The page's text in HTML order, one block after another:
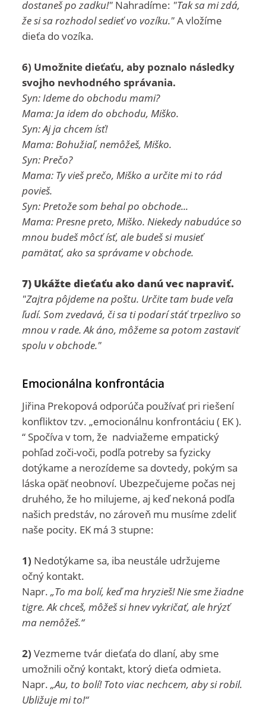
dostaneš po zadku!" Nahradíme: "Tak sa mi zdá,
že si sa rozhodol sedieť vo vozíku."A vložíme
dieťa do vozíka.
6) Umožnite dieťaťu, aby poznalo následky
svojho nevhodného správania.
Syn: Ideme do obchodu mami?
Mama: Ja idem do obchodu, Miško.
Syn: Aj ja chcem ísť!
Mama: Bohužiaľ, nemôžeš, Miško.
Syn: Prečo?
Mama: Ty vieš prečo, Miško a určite mi to rád
povieš.
Syn: Pretože som behal po obchode...
Mama: Presne preto, Miško. Niekedy nabudúce so
mnou budeš môcť ísť, ale budeš si musieť
pamätať, ako sa správame v obchode.
7) Ukážte dieťaťu ako danú vec napraviť.
"Zajtra pôjdeme na poštu. Určite tam bude veľa
ľudí. Som zvedavá, či sa ti podarí stáť trpezlivo so
mnou v rade. Ak áno, môžeme sa potom zastaviť
spolu v obchode."
Emocionálna konfrontácia
Jiřina Prekopová odporúča používať pri riešení
konfliktov tzv. „emocionálnu konfrontáciu ( EK ).
“ Spočíva v tom, že nadviažeme empatický
pohľad zoči-voči, podľa potreby sa fyzicky
dotýkame a nerozídeme sa dovtedy, pokým sa
láska opäť neobnoví. Ubezpečujeme počas nej
druhého, že ho milujeme, aj keď nekoná podľa
našich predstáv, no zároveň mu musíme zdeliť
naše pocity. EK má 3 stupne:
1) Nedotýkame sa, iba neustále udržujeme
očný kontakt.
Napr. „To ma bolí, keď ma hryzieš! Nie sme žiadne
tigre. Ak chceš, môžeš si hnev vykričať, ale hrýzť
ma nemôžeš.“
2) Vezmeme tvár dieťaťa do dlaní, aby sme
umožnili očný kontakt, ktorý dieťa odmieta.
Napr. „Au, to bolí! Toto viac nechcem, aby si robil.
Ubližuje mi to!“